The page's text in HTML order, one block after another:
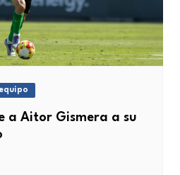
a Aitor Gismera a su